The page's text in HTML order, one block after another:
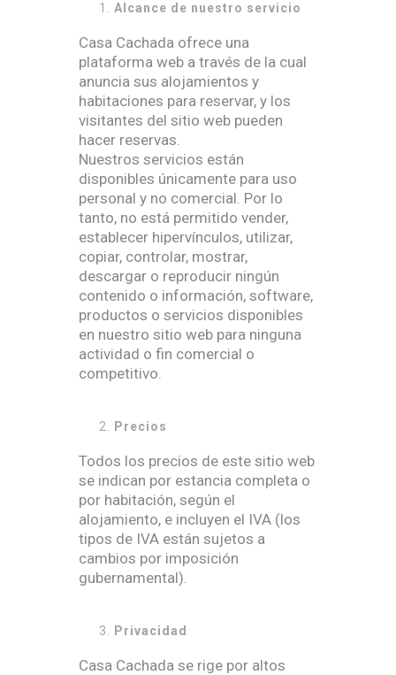
Alcance de nuestro servicio
Casa Cachada ofrece una
plataforma web a través de la cual
anuncia sus alojamientos y
habitaciones para reservar, y los
visitantes del sitio web pueden
hacer reservas.
Nuestros servicios están
disponibles únicamente para uso
personal y no comercial. Por lo
tanto, no está permitido vender,
establecer hipervínculos, utilizar,
copiar, controlar, mostrar,
descargar o reproducir ningún
contenido o información, software,
productos o servicios disponibles
en nuestro sitio web para ninguna
actividad o fin comercial o
competitivo.
Precios
Todos los precios de este sitio web
se indican por estancia completa o
por habitación, según el
alojamiento, e incluyen el IVA (los
tipos de IVA están sujetos a
cambios por imposición
gubernamental).
Privacidad
Casa Cachada se rige por altos